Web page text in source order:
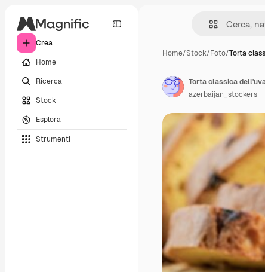
Crea
Home
Ricerca
Stock
Esplora
Strumenti
Home/Stock/Foto/Torta
Torta classica
azerbaijan_stockers